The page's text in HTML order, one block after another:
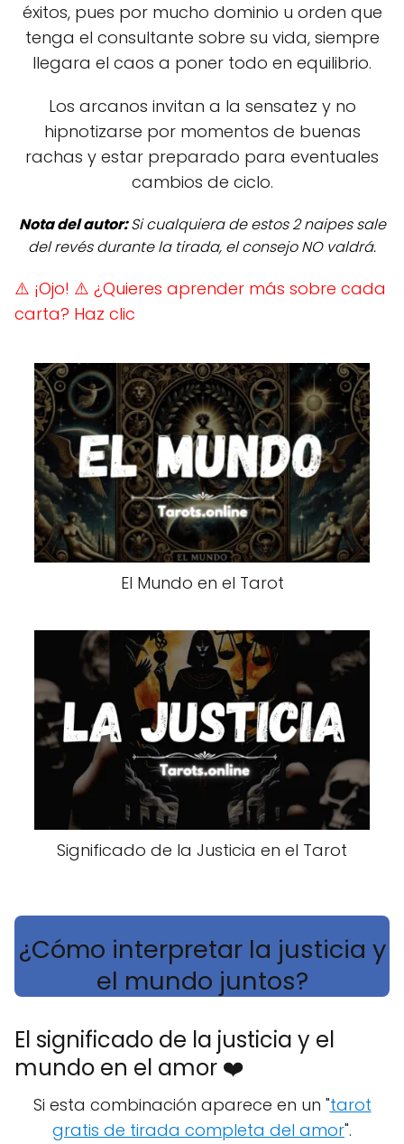
éxitos, pues por mucho dominio u orden que
tenga el consultante sobre su vida, siempre
llegara el caos a poner todo en equilibrio.
Los arcanos invitan a la sensatez y no
hipnotizarse por momentos de buenas
rachas y estar preparado para eventuales
cambios de ciclo.
Nota del autor:Si cualquiera de estos 2 naipes sale
del revés durante la tirada, el consejo NO valdrá.
⚠️ ¡Ojo! ⚠️ ¿Quieres aprender más sobre cada
carta? Haz clic
El Mundo en el Tarot
Significado de la Justicia en el Tarot
¿Cómo interpretar la justicia y
el mundo juntos?
El significado de la justicia y el
mundo en el amor ❤️
Si esta combinación aparece en un "tarot
gratis de tirada completa del amor".